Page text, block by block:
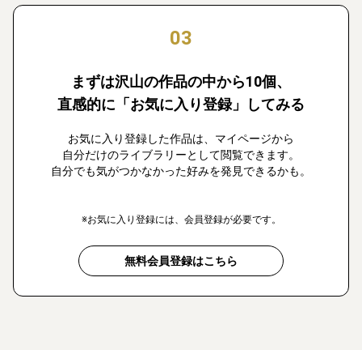
03
まずは沢山の作品の中から10個、
直感的に「お気に入り登録」してみる
お気に入り登録した作品は、マイページから
自分だけのライブラリーとして閲覧できます。
自分でも気がつかなかった好みを発見できるかも。
※お気に入り登録には、会員登録が必要です。
無料会員登録はこちら